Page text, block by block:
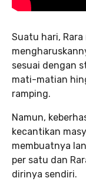
Suatu hari,
sesuai dengan
mati-matian
ramping.
Namun,
kecantikan
membuatnya
per satu dan
dirinya sendiri.